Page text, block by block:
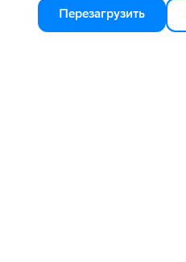
Перезагрузить